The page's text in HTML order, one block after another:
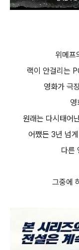
위메프
랙이 안걸리는
영화가 극
영
원래는 다시태어
어쨌든 3년 넘
다른
그중에